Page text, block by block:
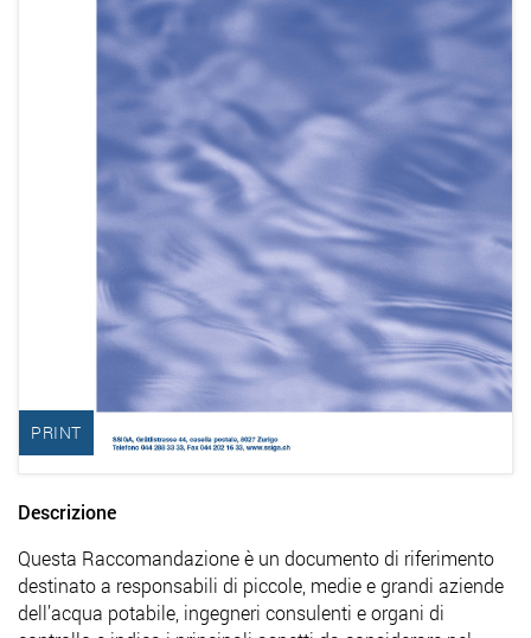
PRINT
Descrizione
Questa Raccomandazione è un documento di riferimento
destinato a responsabili di piccole, medie e grandi aziende
dell’acqua potabile, ingegneri consulenti e organi di